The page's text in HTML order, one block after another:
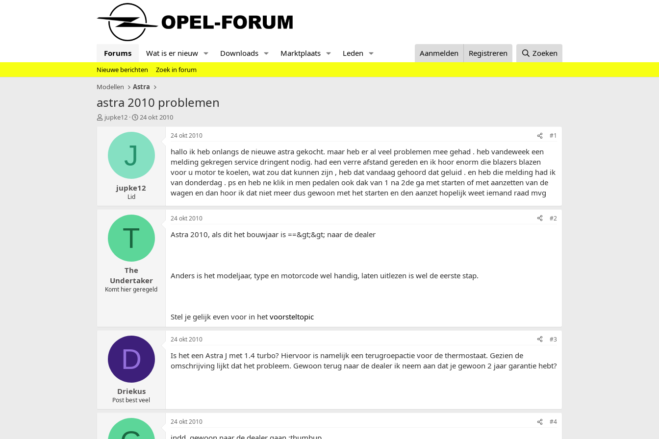
Forums Wat is er nieuw Downloads Marktplaats Leden Aanmelden Registreren Zoeken
Nieuwe berichten
Zoek in forum
Modellen
Astra
astra 2010 problemen
T
e
jupke12
S
a
t
u
24 okt 2010
J
jupke12
Lid
24 okt 2010 #1
hallo ik heb onlangs de nieuwe astra gekocht. maar heb er al veel problemen mee gehad . heb vandeweek een
melding gekregen service dringent nodig. had een verre afstand gereden en ik hoor enorm die blazers blazen
voor u motor te koelen, wat zou dat kunnen zijn , heb dat vandaag gehoord dat geluid . en heb die melding had ik
van donderdag . ps en heb ne klik in men pedalen ook dak van 1 na 2de ga met starten of met aanzetten van de
wagen en dan hoor ik dat niet meer dus gewoon met het starten en den aanzet hopelijk weet iemand raad mvg
T
The
Undertaker
Komt hier geregeld
24 okt 2010 #2
Astra 2010, als dit het bouwjaar is ==&gt;&gt; naar de dealer
Anders is het modeljaar, type en motorcode wel handig, laten uitlezen is wel de eerste stap.
Stel je gelijk even voor in het voorsteltopic
D
Driekus
Post best veel
24 okt 2010 #3
Is het een Astra J met 1.4 turbo? Hiervoor is namelijk een terugroepactie voor de thermostaat. Gezien de
omschrijving lijkt dat het probleem. Gewoon terug naar de dealer ik neem aan dat je gewoon 2 jaar garantie hebt?
24 okt 2010 #4